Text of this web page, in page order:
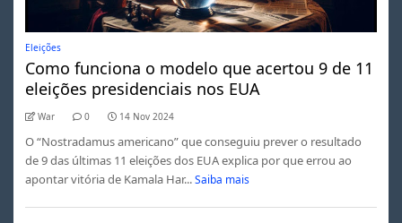
Eleições
Como funciona o modelo que acertou 9 de 11
eleições presidenciais nos EUA
War 0 14 Nov 2024
O “Nostradamus americano” que conseguiu prever o resultado
de 9 das últimas 11 eleições dos EUA explica por que errou ao
apontar vitória de Kamala Har... Saiba mais